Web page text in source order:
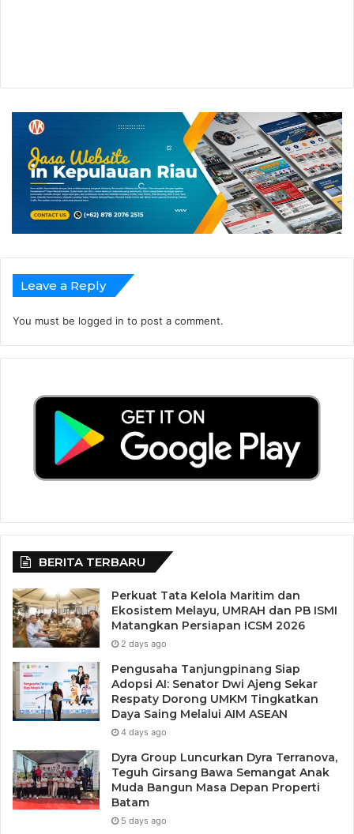
Leave a Reply
You must be logged in to post a comment.
BERITA TERBARU
Perkuat Tata Kelola Maritim dan
Ekosistem Melayu, UMRAH dan PB ISMI
Matangkan Persiapan ICSM 2026
2 days ago
Pengusaha Tanjungpinang Siap
Adopsi AI: Senator Dwi Ajeng Sekar
Respaty Dorong UMKM Tingkatkan
Daya Saing Melalui AIM ASEAN
4 days ago
Dyra Group Luncurkan Dyra Terranova,
Teguh Girsang Bawa Semangat Anak
Muda Bangun Masa Depan Properti
Batam
5 days ago